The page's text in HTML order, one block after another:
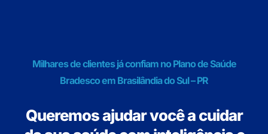
Milhares de clientes já confiam no Plano de Saúde
Bradesco em Brasilândia do Sul – PR
Queremos ajudar você a cuidar